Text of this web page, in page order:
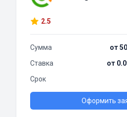
2.5
Сумма
от
Ставка
от
Срок
Оформить